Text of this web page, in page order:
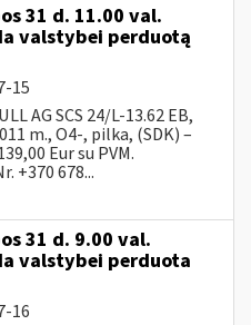
31 d. 11.00 val.
valstybei perduotą
15
AG SCS 24/L-13.62 EB,
m., O4-, pilka, (SDK) –
Eur su PVM.
+370 678...
31 d. 9.00 val.
valstybei perduota
16